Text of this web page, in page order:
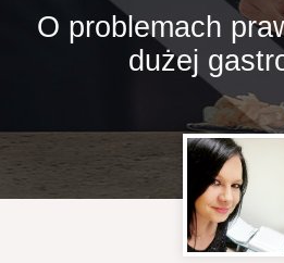
O problemach
dużej